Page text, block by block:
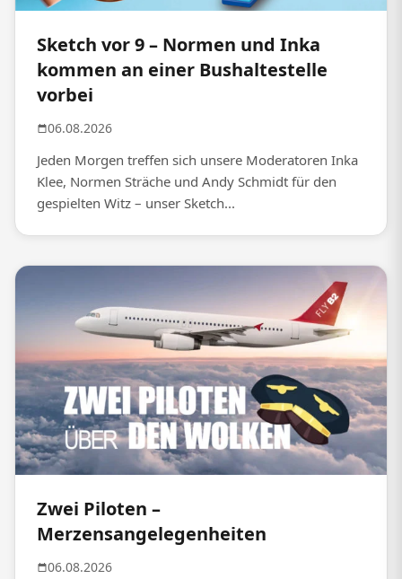
Sketch vor 9 – Normen und Inka
kommen an einer Bushaltestelle
vorbei
06.08.2026
Jeden Morgen treffen sich unsere Moderatoren Inka
Klee, Normen Sträche und Andy Schmidt für den
gespielten Witz – unser Sketch...
Zwei Piloten –
Merzensangelegenheiten
06.08.2026